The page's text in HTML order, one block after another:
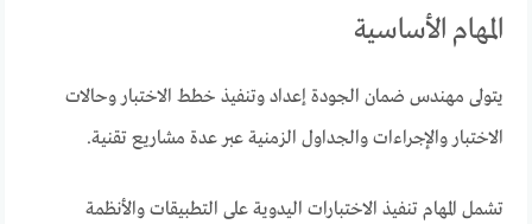
المهام الأساسية
يتولى مهندس ضمان الجودة إعداد وتنفيذ خطط الاختبار وحالات
الاختبار والإجراءات والجداول الزمنية عبر عدة مشاريع تقنية.
تشمل المهام تنفيذ الاختبارات اليدوية على التطبيقات والأنظمة